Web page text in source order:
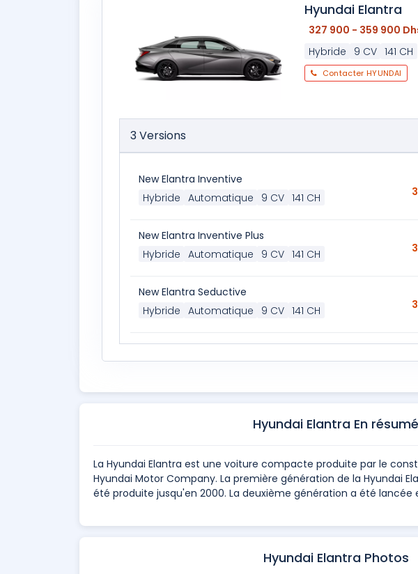
Hyundai Elantra
327 900 - 359 900
Hybride
9 CV 141 CH
Contacter HYUNDAI
3 Versions
New Elantra Inventive
Hybride Automatique 9 CV 141 CH
New Elantra Inventive Plus
Hybride Automatique 9 CV 141 CH
New Elantra Seductive
Hybride Automatique 9 CV 141 CH
Hyundai Elantra En résumé
La Hyundai Elantra est une voiture compacte produite par le
Hyundai Motor Company. La première génération de la Hyundai
été produite jusqu'en 2000. La deuxième génération a été lancée
Hyundai Elantra Photos